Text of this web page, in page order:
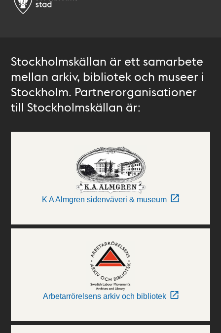
Stockholmskällan är ett samarbete
mellan arkiv, bibliotek och museer i
Stockholm. Partnerorganisationer
till Stockholmskällan är:
K A Almgren sidenväveri & museum
Arbetarrörelsens arkiv och bibliotek